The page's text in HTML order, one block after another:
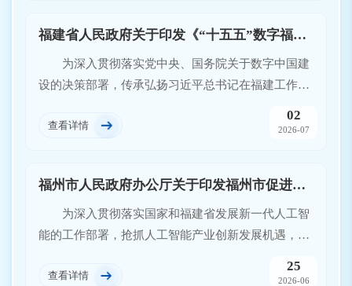
02
2026-07
福建省人民政府关于印发《“十五五”数字福建规划》的通知
为深入贯彻落实党中央、国务院关于数字中国建
设的决策部署，传承弘扬习近平总书记在福建工作期
造数字福建升级版，根据《福建省国民经济和社会发
查看详情
25
2026-06
福州市人民政府办公厅关于印发福州市促进人工智能产业发展若干措施的通知
为深入贯彻落实国家和福建省发展新一代人工智
能的工作部署，抢抓人工智能产业创新发展机遇，加
措施
查看详情